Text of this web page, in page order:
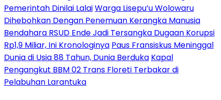
Pemerintah Dinilai LalaiWarga Lisepu’u Wolowaru
Dihebohkan Dengan Penemuan Kerangka Manusia
Bendahara RSUD Ende Jadi Tersangka Dugaan Korupsi
Rp1,9 Miliar, Ini Kronologinya Paus Fransiskus Meninggal
Dunia di Usia 88 Tahun, Dunia Berduka Kapal
Pengangkut BBM 02 Trans Floreti Terbakar di
Pelabuhan Larantuka